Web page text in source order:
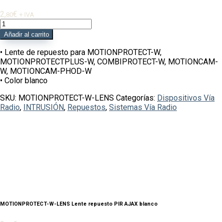
2,80€ + IVA
MOTIONPROTECT-
W-
LENS
Lente
repuesto
PIR
AJAX
cantidad
Añadir al carrito
• Lente de repuesto para MOTIONPROTECT-W,
MOTIONPROTECTPLUS-W, COMBIPROTECT-W, MOTIONCAM-
W, MOTIONCAM-PHOD-W
• Color blanco
SKU: MOTIONPROTECT-W-LENS Categorías: Dispositivos Vía
Radio, INTRUSIÓN, Repuestos, Sistemas Vía Radio
MOTIONPROTECT-W-LENS Lente repuesto PIR AJAX blanco